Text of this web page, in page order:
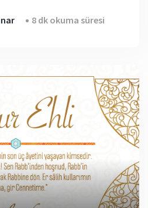
8 dk okuma süresi